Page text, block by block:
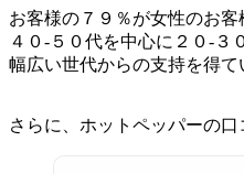
お客様の７９％が女性のお客
４０-５０代を中心に２０-３
幅広い世代からの支持を得て
さらに、ホットペッパーの口